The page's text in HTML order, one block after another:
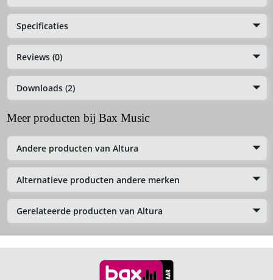
Specificaties
Reviews (0)
Downloads (2)
Meer producten bij Bax Music
Andere producten van Altura
Alternatieve producten andere merken
Gerelateerde producten van Altura